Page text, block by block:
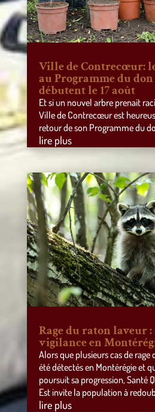
Ville de Contrecœur:
au Programme du don
débutent le 17 août
Et si un nouvel arbre prenait
Ville de Contrecœur est
retour de son Programme du
lire plus
Rage du raton laveur :
vigilance en
Alors que plusieurs cas de
été détectés en Montérégie et
poursuit sa progression, Santé
Est invite la population à
lire plus